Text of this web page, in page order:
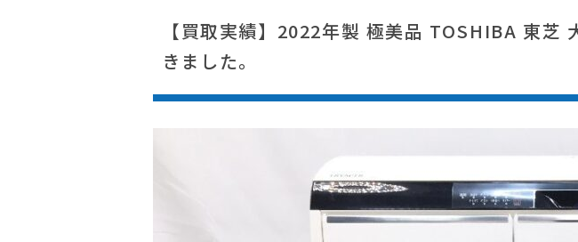
【買取実績】2022年製 極美品 TOSHIBA 東
きました。